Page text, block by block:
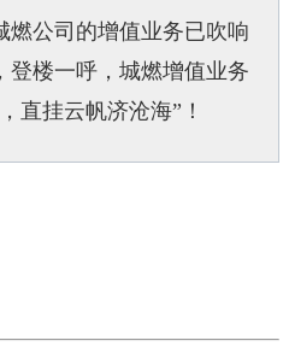
燃公司的增值业务已吹响
登楼一呼，城燃增值业务
直挂云帆济沧海”！